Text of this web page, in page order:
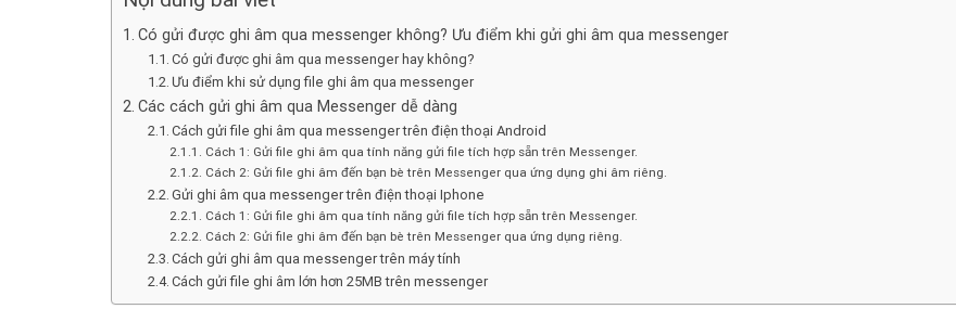
Có gửi được ghi âm qua messenger không? Ưu điểm khi gửi ghi âm qua messenger
Có gửi được ghi âm qua messenger hay không?
Ưu điểm khi sử dụng file ghi âm qua messenger
Các cách gửi ghi âm qua Messenger dễ dàng
Cách gửi file ghi âm qua messenger trên điện thoại Android
Cách 1: Gửi file ghi âm qua tính năng gửi file tích hợp sẵn trên Messenger.
Cách 2: Gửi file ghi âm đến bạn bè trên Messenger qua ứng dụng ghi âm riêng.
Gửi ghi âm qua messenger trên điện thoại Iphone
Cách 1: Gửi file ghi âm qua tính năng gửi file tích hợp sẵn trên Messenger.
Cách 2: Gửi file ghi âm đến bạn bè trên Messenger qua ứng dụng riêng.
Cách gửi ghi âm qua messenger trên máy tính
Cách gửi file ghi âm lớn hơn 25MB trên messenger